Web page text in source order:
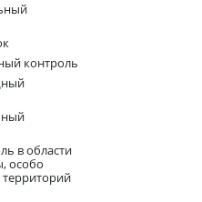
контроль
в области
особо